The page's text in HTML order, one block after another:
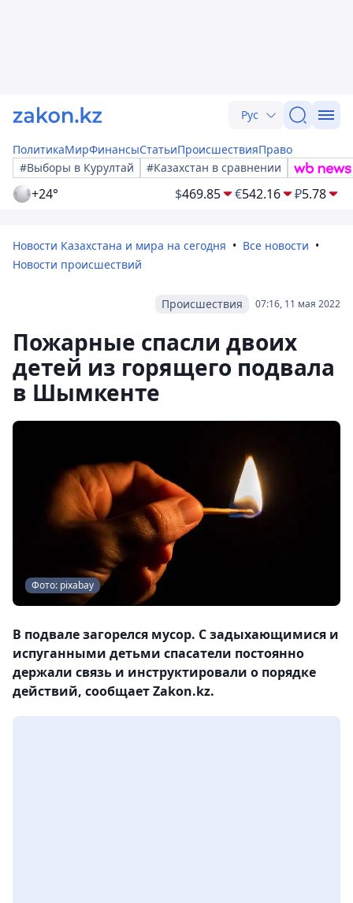
Рус
ПолитикаМирФинансыСтатьиПроисшествияПраво
#Выборы в Курултай
#Казахстан в сравнении
+24° $469.85 €542.16 ₽5.78
Новости Казахстана и мира на сегодня
Все новости
Новости происшествий
07:16, 11 мая 2022
Происшествия
Пожарные спасли двоих
детей из горящего подвала
в Шымкенте
Фото: pixabay
В подвале загорелся мусор. С задыхающимися и
испуганными детьми спасатели постоянно
держали связь и инструктировали о порядке
действий, сообщает Zakon.kz.